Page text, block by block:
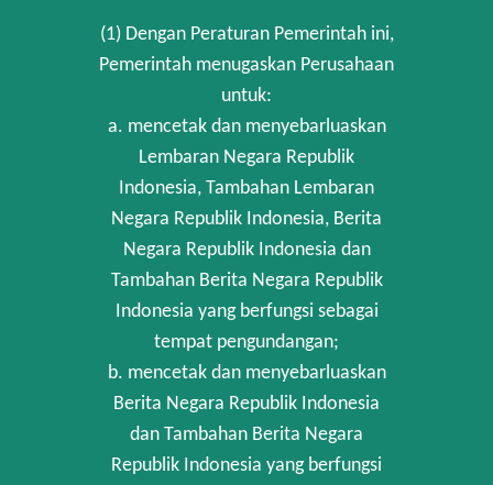
(1) Dengan Peraturan Pemerintah ini,
Pemerintah menugaskan Perusahaan
untuk:
a. mencetak dan menyebarluaskan
Lembaran Negara Republik
Indonesia, Tambahan Lembaran
Negara Republik Indonesia, Berita
Negara Republik Indonesia dan
Tambahan Berita Negara Republik
Indonesia yang berfungsi sebagai
tempat pengundangan;
b. mencetak dan menyebarluaskan
Berita Negara Republik Indonesia
dan Tambahan Berita Negara
Republik Indonesia yang berfungsi